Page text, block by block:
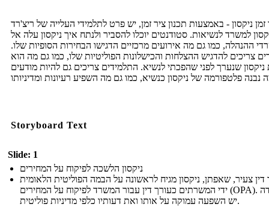
זמן ניקסון - באמצעות תכנון ציר זמן, יש פרט לתלמידי העלייה של ריצ'רד
למשרד לנשיאות. סטודנטים יוכלו להסביר ולנתח איך ניקסון עלה אל
ההנהלה, כמו גם מה אירועים מרכזיים הדגישו הבחירות הסופיות שלו.
צריכים להדגיש ההצלחות והכישלונות הפוליטיות שלו, כמו גם מה הוא
שנערך לפני שהפכתי לנשיא. התלמידים צריכים גם להיות מודעים
Storyboard Text
Slide: 1
ניקסון הלשכה לפיקוח על המחירים
דין צעיר, שאפתן, ניקסון מגיח לראשונה על הבמה הפוליטית הלאומית
ידי המשרתים כעורך דין עבור המשרד לפיקוח על המחירים (OPA). העמדה
יש ​​השפעה עמוקה על אותו ואת דעותיו כלפי מדיניות פוליטית.